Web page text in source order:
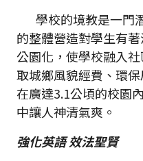
學校的境教是一門
的整體營造對學生有
公園化，使學校融入
取城鄉風貌經費、環
在廣達3.1公頃的校園
中讓人神清氣爽。
強化英語 效法聖賢